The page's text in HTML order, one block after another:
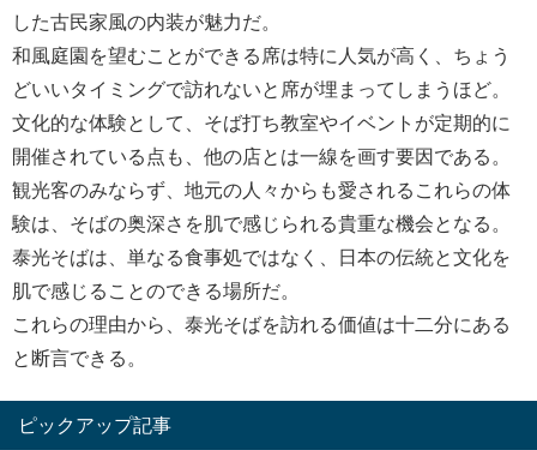
した古民家風の内装が魅力だ。
和風庭園を望むことができる席は特に人気が高く、ちょう
どいいタイミングで訪れないと席が埋まってしまうほど。
文化的な体験として、そば打ち教室やイベントが定期的に
開催されている点も、他の店とは一線を画す要因である。
観光客のみならず、地元の人々からも愛されるこれらの体
験は、そばの奥深さを肌で感じられる貴重な機会となる。
泰光そばは、単なる食事処ではなく、日本の伝統と文化を
肌で感じることのできる場所だ。
これらの理由から、泰光そばを訪れる価値は十二分にある
と断言できる。
ピックアップ記事